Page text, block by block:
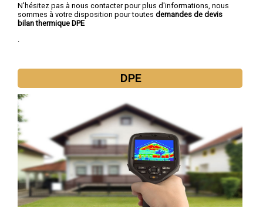
N'hésitez pas à nous contacter pour plus d'informations, nous
sommes à votre disposition pour toutes demandes de devis
bilan thermique DPE
.
DPE